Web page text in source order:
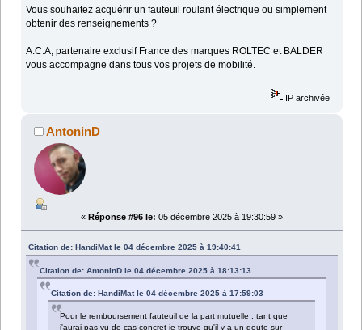
Vous souhaitez acquérir un fauteuil roulant électrique ou simplement
obtenir des renseignements ?
A.C.A, partenaire exclusif France des marques ROLTEC et BALDER
vous accompagne dans tous vos projets de mobilité.
IP archivée
AntoninD
« Réponse #96 le: 05 décembre 2025 à 19:30:59 »
Citation de: HandiMat le 04 décembre 2025 à 19:40:41
Citation de: AntoninD le 04 décembre 2025 à 18:13:13
Citation de: HandiMat le 04 décembre 2025 à 17:59:03
Pour le remboursement fauteuil de la part mutuelle , tant que
j'aurai pas vu de cas concret je trouve qu'il y a un doute sur